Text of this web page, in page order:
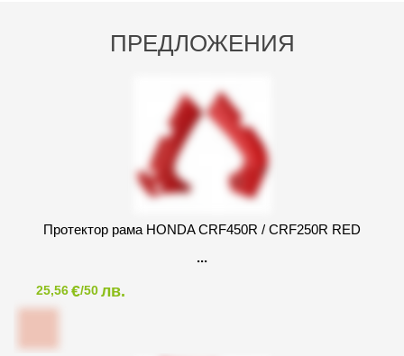
ПРЕДЛОЖЕНИЯ
Протектор рама HONDA CRF450R / CRF250R RED
25,56€/50лв.